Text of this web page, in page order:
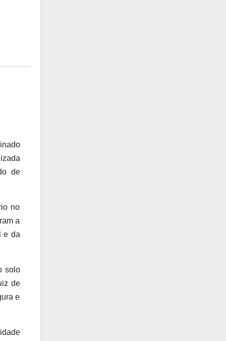
de
no
a
e da
solo
de
e